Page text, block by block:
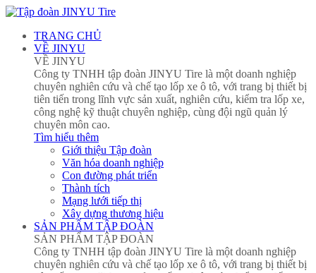
TRANG CHỦ
VỀ JINYU
VỀ JINYU
Công ty TNHH tập đoàn JINYU Tire là một doanh nghiệp
chuyên nghiên cứu và chế tạo lốp xe ô tô, với trang bị thiết bị
tiên tiến trong lĩnh vực sản xuất, nghiên cứu, kiểm tra lốp xe,
công nghệ kỹ thuật chuyên nghiệp, cùng đội ngũ quản lý
chuyên môn cao.
Tìm hiểu thêm
Giới thiệu Tập đoàn
Văn hóa doanh nghiệp
Con đường phát triển
Thành tích
Mạng lưới tiếp thị
Xây dựng thương hiệu
SẢN PHẨM TẬP ĐOÀN
SẢN PHẨM TẬP ĐOÀN
Công ty TNHH tập đoàn JINYU Tire là một doanh nghiệp
chuyên nghiên cứu và chế tạo lốp xe ô tô, với trang bị thiết bị